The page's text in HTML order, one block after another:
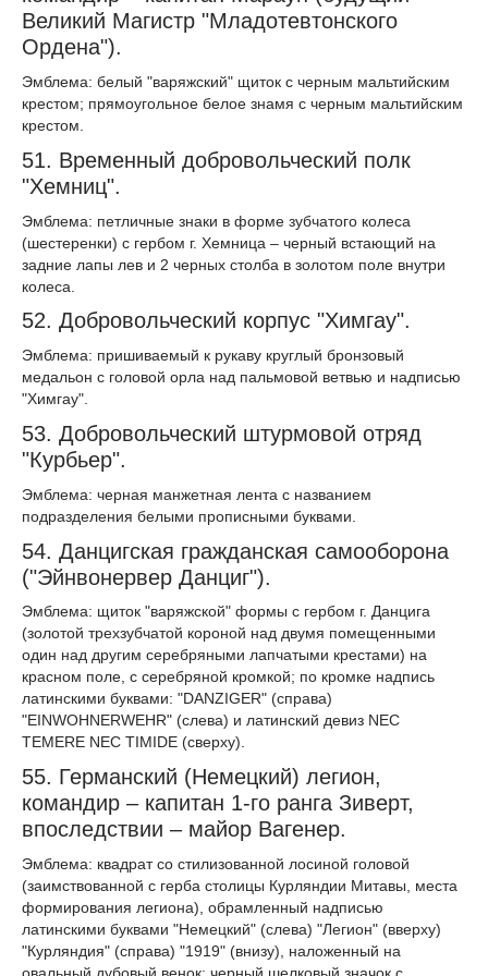
Великий Магистр "Младотевтонского
Ордена").
Эмблема: белый "варяжский" щиток с черным мальтийским
крестом; прямоугольное белое знамя с черным мальтийским
крестом.
51. Временный добровольческий полк
"Хемниц".
Эмблема: петличные знаки в форме зубчатого колеса
(шестеренки) с гербом г. Хемница – черный встающий на
задние лапы лев и 2 черных столба в золотом поле внутри
колеса.
52. Добровольческий корпус "Химгау".
Эмблема: пришиваемый к рукаву круглый бронзовый
медальон с головой орла над пальмовой ветвью и надписью
"Химгау".
53. Добровольческий штурмовой отряд
"Курбьер".
Эмблема: черная манжетная лента с названием
подразделения белыми прописными буквами.
54. Данцигская гражданская самооборона
("Эйнвонервер Данциг").
Эмблема: щиток "варяжской" формы с гербом г. Данцига
(золотой трехзубчатой короной над двумя помещенными
один над другим серебряными лапчатыми крестами) на
красном поле, с серебряной кромкой; по кромке надпись
латинскими буквами: "DANZIGER" (справа)
"EINWOHNERWEHR" (слева) и латинский девиз NEC
TEMERE NEC TIMIDE (сверху).
55. Германский (Немецкий) легион,
командир – капитан 1-го ранга Зиверт,
впоследствии – майор Вагенер.
Эмблема: квадрат со стилизованной лосиной головой
(заимствованной с герба столицы Курляндии Митавы, места
формирования легиона), обрамленный надписью
латинскими буквами "Немецкий" (слева) "Легион" (вверху)
"Курляндия" (справа) "1919" (внизу), наложенный на